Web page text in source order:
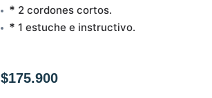
* 2 cordones cortos.
* 1 estuche e instructivo.
$175.900